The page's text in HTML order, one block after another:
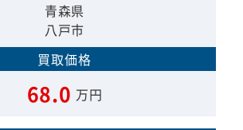
青森県
八戸市
買取価格
68.0 万円